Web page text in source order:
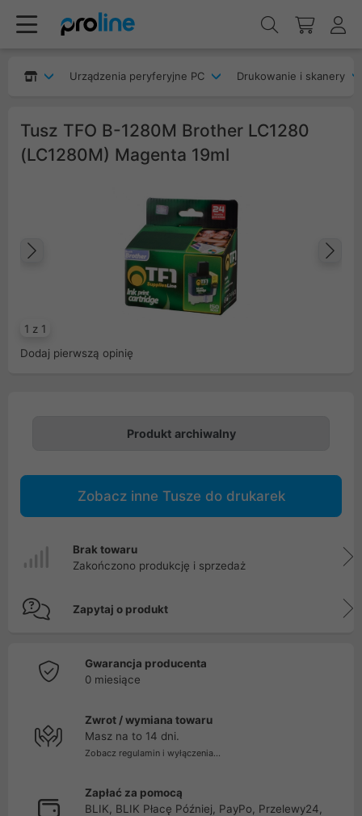
Urządzenia peryferyjne PC Drukowanie i skanery
Tusz TFO B-1280M Brother LC1280
(LC1280M) Magenta 19ml
1 z 1
Poprzedni
Dodaj pierwszą opinię
Produkt archiwalny
Zobacz inne Tusze do drukarek
Brak towaru
Zakończono produkcję i sprzedaż
Zapytaj o produkt
Gwarancja producenta
0 miesiące
Zwrot / wymiana towaru
Masz na to 14 dni.
Zobacz regulamin i wyłączenia...
Zapłać za pomocą
BLIK, BLIK Płacę Później, PayPo, Przelewy24,